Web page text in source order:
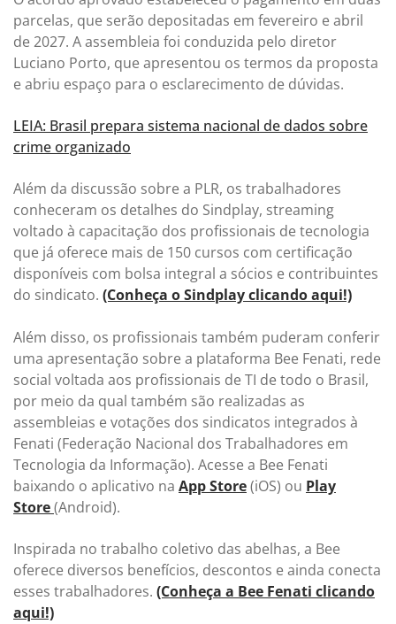
parcelas, que serão depositadas em fevereiro e abril
de 2027. A assembleia foi conduzida pelo diretor
Luciano Porto, que apresentou os termos da proposta
e abriu espaço para o esclarecimento de dúvidas.
LEIA: Brasil prepara sistema nacional de dados sobre
crime organizado
Além da discussão sobre a PLR, os trabalhadores
conheceram os detalhes do Sindplay, streaming
voltado à capacitação dos profissionais de tecnologia
que já oferece mais de 150 cursos com certificação
disponíveis com bolsa integral a sócios e contribuintes
do sindicato. (Conheça o Sindplay clicando aqui!)
Além disso, os profissionais também puderam conferir
uma apresentação sobre a plataforma Bee Fenati, rede
social voltada aos profissionais de TI de todo o Brasil,
por meio da qual também são realizadas as
assembleias e votações dos sindicatos integrados à
Fenati (Federação Nacional dos Trabalhadores em
Tecnologia da Informação). Acesse a Bee Fenati
baixando o aplicativo na App Store(iOS) ou Play
Store(Android).
Inspirada no trabalho coletivo das abelhas, a Bee
oferece diversos benefícios, descontos e ainda conecta
esses trabalhadores. (Conheça a Bee Fenati clicando
aqui!)